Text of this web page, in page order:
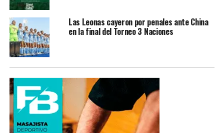
Las Leonas cayeron por penales ante China
en la final del Torneo 3 Naciones